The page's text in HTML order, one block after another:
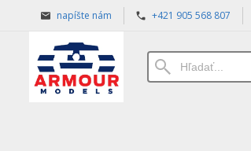
napíšte nám +421 905 568 807